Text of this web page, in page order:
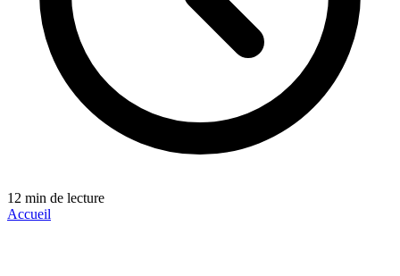
12 min de lecture
Accueil